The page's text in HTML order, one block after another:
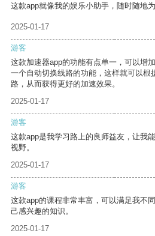
这款app就像我的娱乐小助手，随时随地
2025-01-17
游客
这款加速器app的功能有点单一，可以增
一个自动切换线路的功能，这样就可以根
路，从而获得更好的加速效果。
2025-01-17
游客
这款app是我学习路上的良师益友，让我
视野。
2025-01-17
游客
这款app的课程非常丰富，可以满足我不
己感兴趣的知识。
2025-01-17